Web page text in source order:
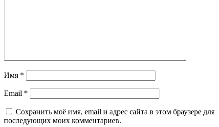
Имя *
Email *
Сохранить моё имя, email и адрес сайта в этом браузере для
последующих моих комментариев.